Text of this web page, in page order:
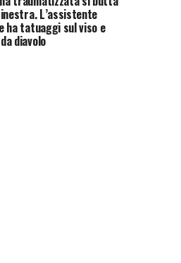
L’assistente
ha tatuaggi sul viso e
diavolo